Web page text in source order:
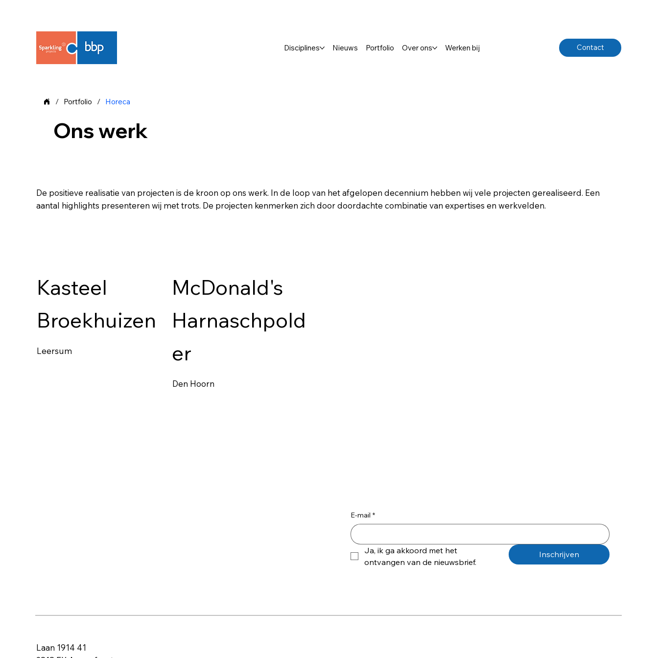
Disciplines Nieuws Portfolio Over ons Werken bij Contact
/ Portfolio / Horeca
Ons werk
De positieve realisatie van projecten is de kroon op ons werk. In de loop van het afgelopen decennium hebben wij vele projecten gerealiseerd. Een
aantal highlights presenteren wij met trots. De projecten kenmerken zich door doordachte combinatie van expertises en werkvelden.
Kasteel
Broekhuizen
Leersum
McDonald's
Harnaschpold
er
Den Hoorn
E-mail *
Ja, ik ga akkoord met het
ontvangen van de nieuwsbrief.
Inschrijven
Laan 1914 41